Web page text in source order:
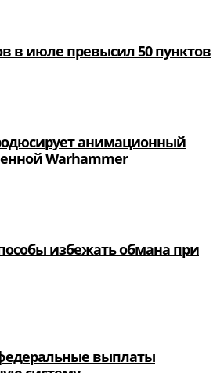
в июле превысил 50 пунктов
анимационный
Warhammer
избежать обмана при
выплаты